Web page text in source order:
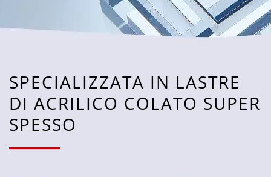
SPECIALIZZATA IN LASTRE
DI ACRILICO COLATO SUPER
SPESSO